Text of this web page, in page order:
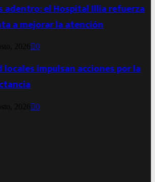
adentro: el Hospital Illia refuerza
a mejorar la atención
2026 0
locales impulsan acciones por la
2026 0